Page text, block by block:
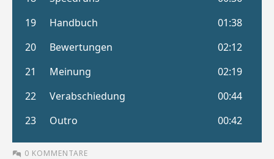
0 KOMMENTARE